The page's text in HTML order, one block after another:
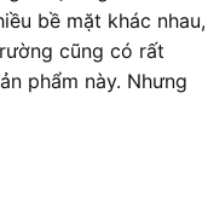
bề mặt khác nhau,
cũng có rất
phẩm này. Nhưng